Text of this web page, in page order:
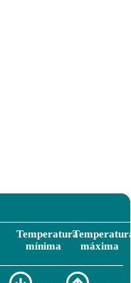
Temperatura
mínima
Temperatura
máxima